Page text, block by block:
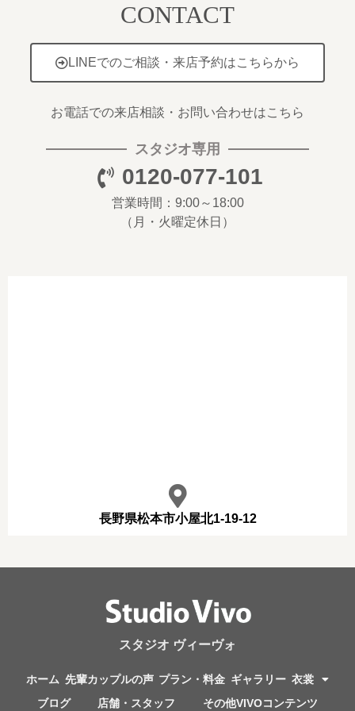
CONTACT
LINEでのご相談・来店予約はこちらから
お電話での来店相談・お問い合わせはこちら
スタジオ専用
0120-077-101
営業時間：9:00～18:00
（月・火曜定休日）
長野県松本市小屋北1-19-12
スタジオ ヴィーヴォ
ホーム 先輩カップルの声 プラン・料金 ギャラリー 衣裳
ブログ
店舗・スタッフ その他VIVOコンテンツ